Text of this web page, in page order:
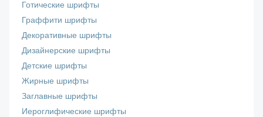
Готические шрифты
Граффити шрифты
Декоративные шрифты
Дизайнерские шрифты
Детские шрифты
Жирные шрифты
Заглавные шрифты
Иероглифические шрифты